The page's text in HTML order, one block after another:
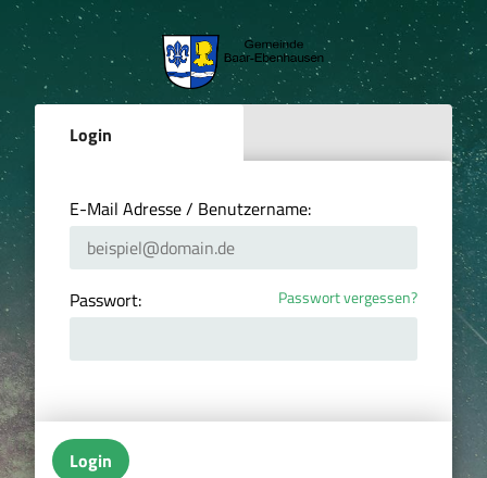
Login
E-Mail Adresse / Benutzername:
Passwort: Passwort vergessen?
Login